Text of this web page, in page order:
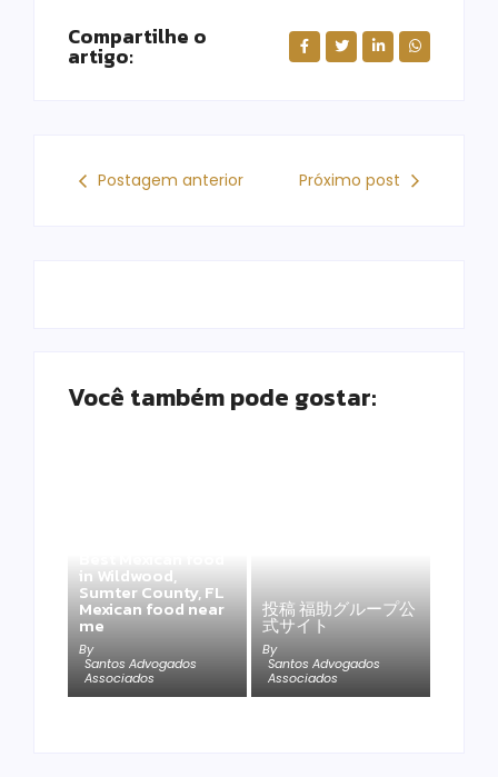
Compartilhe o
artigo:
Postagem anterior Próximo post
Você também pode gostar:
in Wildwood,
Sumter County, FL
Mexican food near
me
By
Santos Advogados
Associados
投稿 福助グループ公
式サイト
By
Santos Advogados
Associados